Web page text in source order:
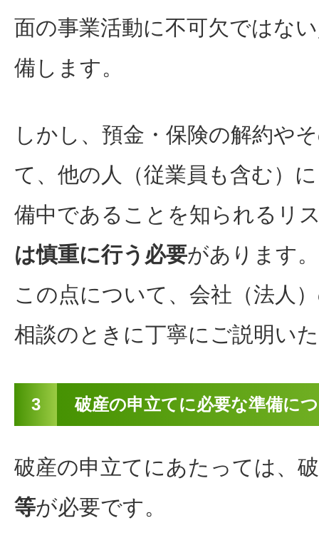
面の事業活動に不可欠ではな
備します。
しかし、預金・保険の解約や
て、他の人（従業員も含む）
備中であることを知られるリ
は慎重に行う必要があります。
この点について、会社（法人
相談のときに丁寧にご説明い
3 破産の申立てに必要な準備に
破産の申立てにあたっては、
等が必要です。